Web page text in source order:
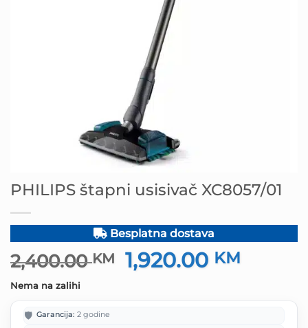
PHILIPS štapni usisivač XC8057/01
Besplatna dostava
2,400.00KM
Izvorna
cijena
1,920.00 KM
Nema na zalihi
🛡️ Garancija: 2 godine